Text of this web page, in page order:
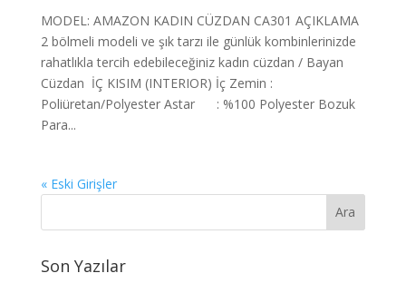
MODEL: AMAZON KADIN CÜZDAN CA301 AÇIKLAMA
2 bölmeli modeli ve şık tarzı ile günlük kombinlerinizde
rahatlıkla tercih edebileceğiniz kadın cüzdan / Bayan
Cüzdan İÇ KISIM (INTERIOR) İç Zemin :
Poliüretan/Polyester Astar : %100 Polyester Bozuk
Para...
« Eski Girişler
Son Yazılar